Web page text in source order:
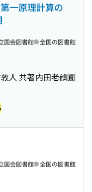
一原理計算の
人 共著内田老鶴圃
国会図書館 全国の図書館
国会図書館 全国の図書館